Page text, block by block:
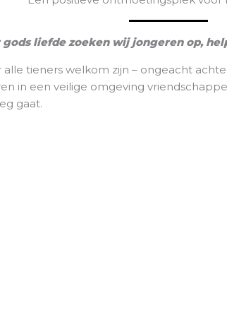
gods liefde zoeken wij jongeren op,
tieners welkom zijn – ongeacht
in een veilige omgeving
gaat.